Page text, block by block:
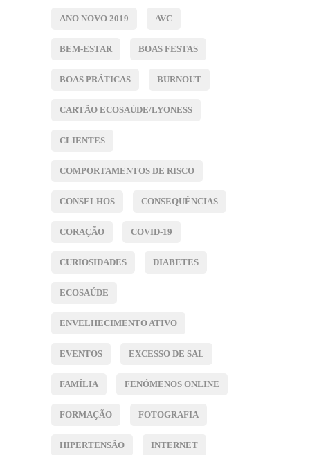
ANO NOVO 2019 AVC
BEM-ESTAR BOAS FESTAS
BOAS PRÁTICAS BURNOUT
CARTÃO ECOSAÚDE/LYONESS
CLIENTES
COMPORTAMENTOS DE RISCO
CONSELHOS CONSEQUÊNCIAS
CORAÇÃO COVID-19
CURIOSIDADES DIABETES
ECOSAÚDE
ENVELHECIMENTO ATIVO
EVENTOS EXCESSO DE SAL
FAMÍLIA FENÓMENOS ONLINE
FORMAÇÃO FOTOGRAFIA
HIPERTENSÃO INTERNET